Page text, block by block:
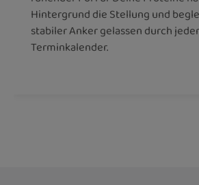
Hintergrund die Stellung und
stabiler Anker gelassen durch
Terminkalender.